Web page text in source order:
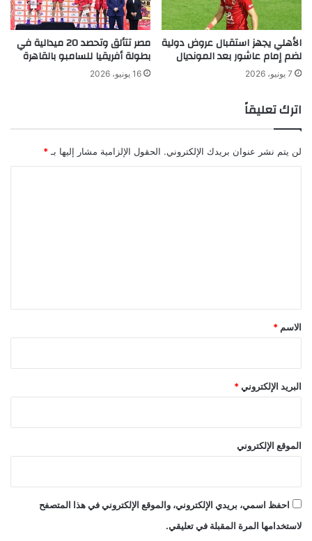
الأهلي يجهز استقبال عروض دولية
لضم إمام عاشور بعد المونديال
7 يونيو، 2026
مصر تتألق وتحصد 20 ميدالية في
بطولة أفريقيا للسامبو بالقاهرة
16 يونيو، 2026
اترك تعليقاً
لن يتم نشر عنوان بريدك الإلكتروني. الحقول الإلزامية مشار إليها بـ *
*
الاسم *
البريد الإلكتروني *
الموقع الإلكتروني
احفظ اسمي، بريدي الإلكتروني، والموقع الإلكتروني في هذا المتصفح
لاستخدامها المرة المقبلة في تعليقي.